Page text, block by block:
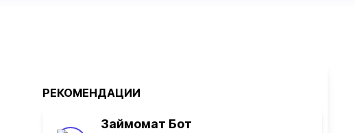
РЕКОМЕНДАЦИИ
Займомат Бот